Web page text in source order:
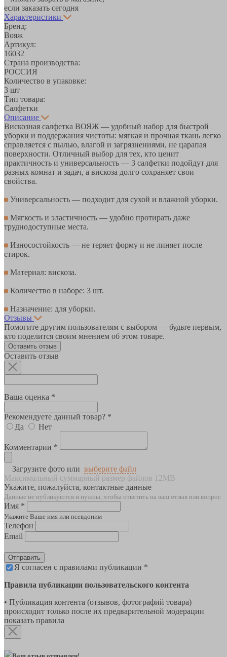
если заказать сегодня
Характеристики
Бренд:
Вояж
Артикул:
16032
Страна производства:
РОССИЯ
Количество в упаковке:
3 шт
Тип товара:
Салфетки
Описание
Вискозная салфетка ВОЯЖ — удобный набор для быстрой
уборки и поддержания чистоты: мягкая и прочная ткань легко
справляется с пылью, влагой и загрязнениями, не царапая
поверхности. Отличный выбор для тех, кто ценит
практичность и универсальность — 3 салфетки подойдут для
разных комнат и задач, а вискоза долго сохраняет свои
свойства.
Универсальность — подходит для сухой и влажной уборки.
Мягкость и эластичность — удобно протирать даже
труднодоступные места.
Износостойкость — не теряет форму и не линяет после
стирок.
Материал: вискоза.
Количество в наборе: 3 шт.
Назначение: для уборки.
Отзывы
Помогите другим пользователям с выбором — будьте первым,
кто поделится своим мнением об этом товаре.
Оставить отзыв
Оставить отзыв
Ваша оценка *
Рекомендуете данный товар? *
Да
Нет
Комментарии *
Загрузите фото или выберите файл
Максимальный суммарный размер файлов 12MB
Укажите, пожалуйста, контактные данные
Данные не публикуются и нужны, чтобы ответить на ваш отзыв или вопрос
Имя *
Укажите Ваше имя или псевдоним
Телефон
Email
Отправить
Я согласен с правилами публикации *
Правила публикации пользовательского контента
• Публикация контента (отзывов, фотографий товара)
происходит только после их предварительной модерации
показать правила